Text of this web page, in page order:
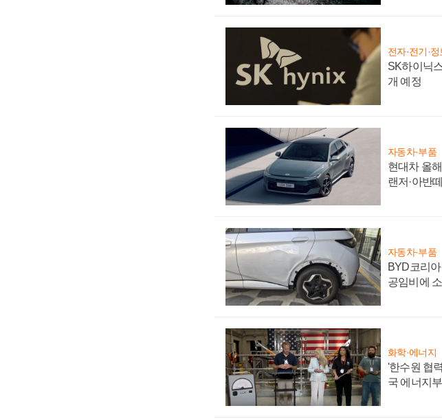
전자·전기·
SK하이닉
개 예정
자동차·부품
현대차 올
랜저·아반
자동차·부품
BYD코리
공임비에
화학·에너지
'한수원 협
국 에너지